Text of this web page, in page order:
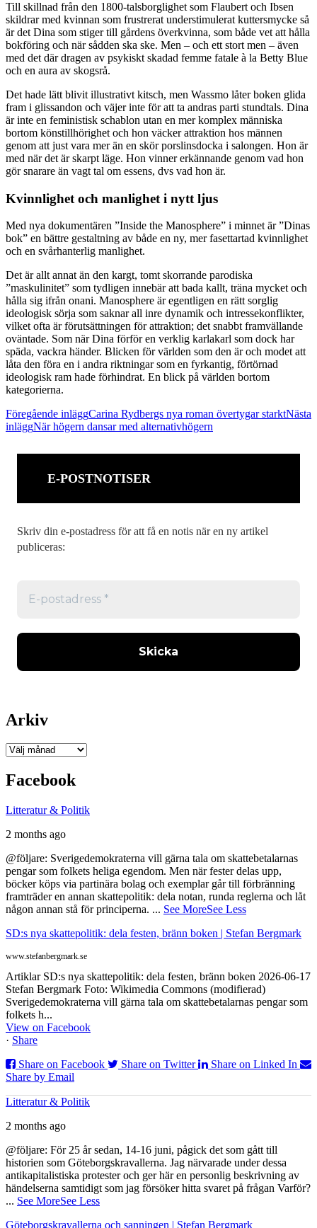
Till skillnad från den 1800-talsborglighet som Flaubert och Ibsen
skildrar med kvinnan som frustrerat understimulerat kuttersmycke så
är det Dina som stiger till gårdens överkvinna, som både vet att hålla
bokföring och när sådden ska ske. Men – och ett stort men – även
med det där dragen av psykiskt skadad femme fatale à la Betty Blue
och en aura av skogsrå.
Det hade lätt blivit illustrativt kitsch, men Wassmo låter boken glida
fram i glissandon och väjer inte för att ta andras parti stundtals. Dina
är inte en feministisk schablon utan en mer komplex människa
bortom könstillhörighet och hon väcker attraktion hos männen
genom att just vara mer än en skör porslinsdocka i salongen. Hon är
med när det är skarpt läge. Hon vinner erkännande genom vad hon
gör snarare än vagt tal om essens, dvs vad hon är.
Kvinnlighet och manlighet i nytt ljus
Med nya dokumentären ”Inside the Manosphere” i minnet är ”Dinas
bok” en bättre gestaltning av både en ny, mer fasettartad kvinnlighet
och en svårhanterlig manlighet.
Det är allt annat än den kargt, tomt skorrande parodiska
”maskulinitet” som tydligen innebär att bada kallt, träna mycket och
hålla sig ifrån onani. Manosphere är egentligen en rätt sorglig
ideologisk sörja som saknar all inre dynamik och intressekonflikter,
vilket ofta är förutsättningen för attraktion; det snabbt framvällande
oväntade. Som när Dina förför en verklig karlakarl som dock har
späda, vackra händer. Blicken för världen som den är och modet att
låta den föra en i andra riktningar som en fyrkantig, förtörnad
ideologisk ram hade förhindrat. En blick på världen bortom
kategorierna.
Inläggsnavigering
Föregående inläggCarina Rydbergs nya roman övertygar starktNästa
inläggNär högern dansar med alternativhögern
E-POSTNOTISER
Skriv din e-postadress för att få en notis när en ny artikel
publiceras:
Arkiv
Arkiv
Facebook
Litteratur & Politik
2 months ago
@följare: Sverigedemokraterna vill gärna tala om skattebetalarnas
pengar som folkets heliga egendom. Men när fester delas upp,
böcker köps via partinära bolag och exemplar går till förbränning
framträder en annan skattepolitik: dela notan, runda reglerna och låt
någon annan stå för principerna. ... See MoreSee Less
SD:s nya skattepolitik: dela festen, bränn boken | Stefan Bergmark
www.stefanbergmark.se
Artiklar SD:s nya skattepolitik: dela festen, bränn boken 2026-06-17
Stefan Bergmark Foto: Wikimedia Commons (modifierad)
Sverigedemokraterna vill gärna tala om skattebetalarnas pengar som
folkets h...
View on Facebook
· Share
Share on Facebook
Share on Twitter
Share on Linked In
Share by Email
Litteratur & Politik
2 months ago
@följare: För 25 år sedan, 14-16 juni, pågick det som gått till
historien som Göteborgskravallerna. Jag närvarade under dessa
antikapitalistiska protester och ger här en personlig beskrivning av
händelserna samtidigt som jag försöker hitta svaret på frågan Varför?
... See MoreSee Less
Göteborgskravallerna och sanningen | Stefan Bergmark